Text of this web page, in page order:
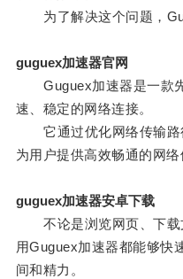
为了解决这个问题，
guguex加速器官网
Guguex加速器是一款先
速、稳定的网络连接。
它通过优化网络传输路
为用户提供高效畅通的网络
guguex加速器安卓下载
不论是浏览网页、下载
用Guguex加速器都能够快
间和精力。